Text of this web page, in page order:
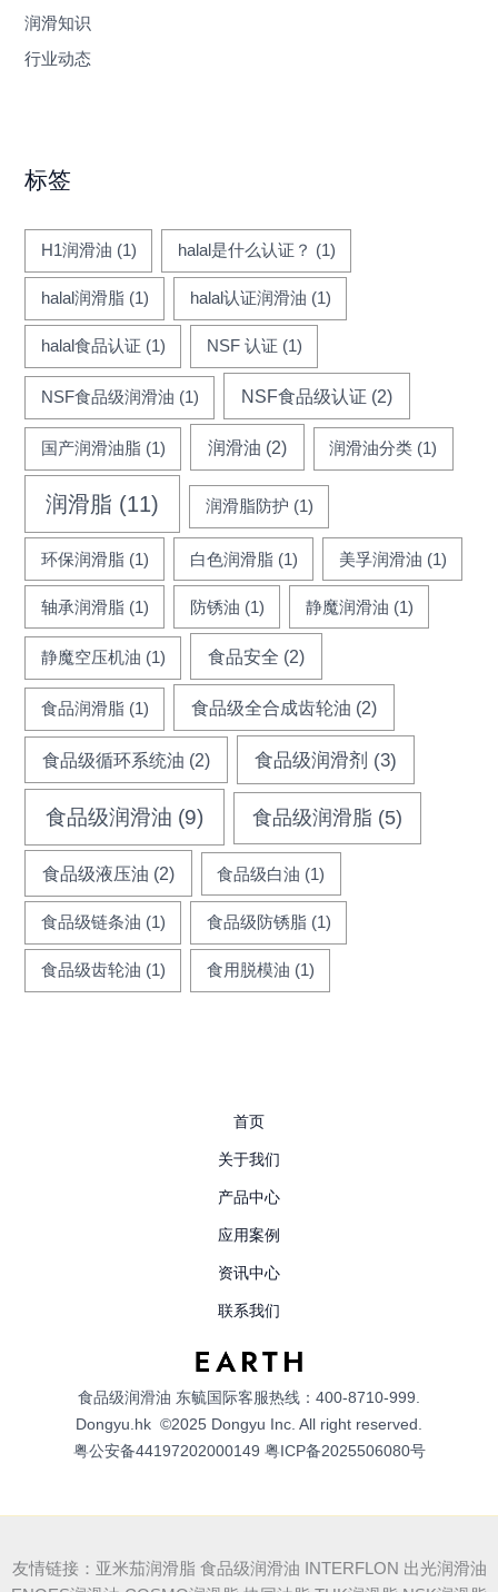
润滑知识
行业动态
标签
H1润滑油 (1) halal是什么认证？ (1)
halal润滑脂 (1) halal认证润滑油 (1)
halal食品认证 (1) NSF 认证 (1)
NSF食品级润滑油 (1) NSF食品级认证 (2)
国产润滑油脂 (1) 润滑油 (2) 润滑油分类 (1)
润滑脂 (11) 润滑脂防护 (1)
环保润滑脂 (1) 白色润滑脂 (1) 美孚润滑油 (1)
轴承润滑脂 (1) 防锈油 (1) 静魔润滑油 (1)
静魔空压机油 (1) 食品安全 (2)
食品润滑脂 (1) 食品级全合成齿轮油 (2)
食品级循环系统油 (2) 食品级润滑剂 (3)
食品级润滑油 (9) 食品级润滑脂 (5)
食品级液压油 (2) 食品级白油 (1)
食品级链条油 (1) 食品级防锈脂 (1)
食品级齿轮油 (1) 食用脱模油 (1)
首页
关于我们
产品中心
应用案例
资讯中心
联系我们
食品级润滑油 东毓国际客服热线：400-8710-999.
Dongyu.hk ©2025 Dongyu Inc. All right reserved.
粤公安备44197202000149 粤ICP备2025506080号
友情链接：亚米茄润滑脂 食品级润滑油 INTERFLON 出光润滑油